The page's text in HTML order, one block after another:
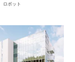
ロボット